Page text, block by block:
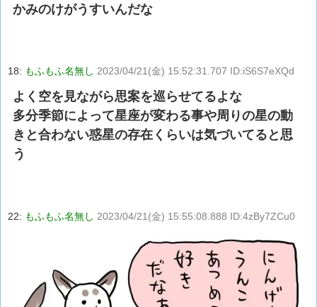
かみのけがうすいんだな
18: もふもふ名無し 2023/04/21(金) 15:52:31.707 ID:iS6S7eXQd
よく空を見ながら思案を巡らせてるよな
多分季節によって星座が変わる事や周りの星の動
きと合わない惑星の存在くらいは気づいてると思
う
22: もふもふ名無し 2023/04/21(金) 15:55:08.888 ID:4zBy7ZCu0